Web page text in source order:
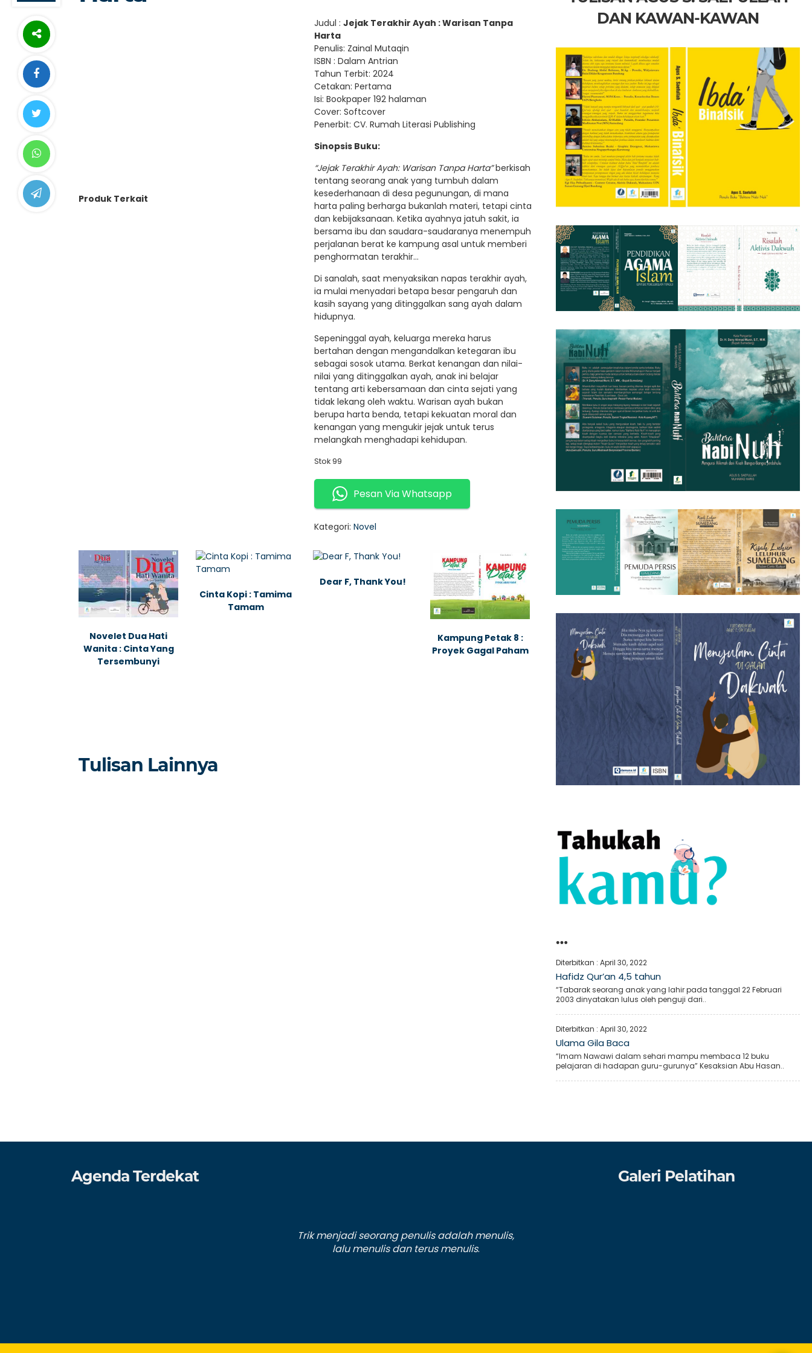
Judul :Jejak Terakhir Ayah : Warisan Tanpa
Harta
Penulis: Zainal Mutaqin
ISBN : Dalam Antrian
Tahun Terbit: 2024
Cetakan: Pertama
Isi: Bookpaper 192 halaman
Cover: Softcover
Penerbit: CV. Rumah Literasi Publishing
Sinopsis Buku:
“Jejak Terakhir Ayah: Warisan Tanpa Harta”berkisah
tentang seorang anak yang tumbuh dalam
kesederhanaan di desa pegunungan, di mana
harta paling berharga bukanlah materi, tetapi cinta
dan kebijaksanaan. Ketika ayahnya jatuh sakit, ia
bersama ibu dan saudara-saudaranya menempuh
perjalanan berat ke kampung asal untuk memberi
penghormatan terakhir…
Di sanalah, saat menyaksikan napas terakhir ayah,
ia mulai menyadari betapa besar pengaruh dan
kasih sayang yang ditinggalkan sang ayah dalam
hidupnya.
Sepeninggal ayah, keluarga mereka harus
bertahan dengan mengandalkan ketegaran ibu
sebagai sosok utama. Berkat kenangan dan nilai-
nilai yang ditinggalkan ayah, anak ini belajar
tentang arti kebersamaan dan cinta sejati yang
tidak lekang oleh waktu. Warisan ayah bukan
berupa harta benda, tetapi kekuatan moral dan
kenangan yang mengukir jejak untuk terus
melangkah menghadapi kehidupan.
Stok 99
Pesan Via Whatsapp
Kategori:Novel
Produk Terkait
Novelet Dua Hati
Wanita : Cinta Yang
Tersembunyi
Cinta Kopi : Tamima
Tamam
Dear F, Thank You!
Kampung Petak 8 :
Proyek Gagal Paham
Tulisan Lainnya
DAN KAWAN-KAWAN
…
Diterbitkan :April 30, 2022
Hafidz Qur’an 4,5 tahun
“Tabarak seorang anak yang lahir pada tanggal 22 Februari
2003 dinyatakan lulus oleh penguji dari..
Diterbitkan :April 30, 2022
Ulama Gila Baca
“Imam Nawawi dalam sehari mampu membaca 12 buku
pelajaran di hadapan guru-gurunya” Kesaksian Abu Hasan..
Agenda Terdekat
Trik menjadi seorang penulis adalah menulis,
lalu menulis dan terus menulis.
Galeri Pelatihan